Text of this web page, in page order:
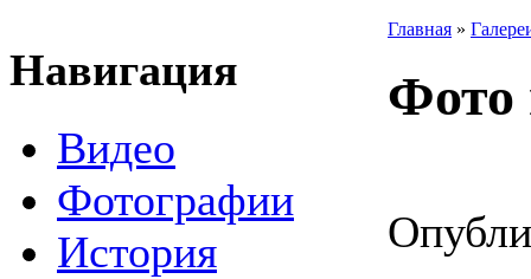
Навигация
Видео
Фотографии
История
Главная »
Фото